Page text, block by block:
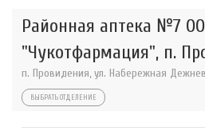
Районная аптека №7
"Чукотфармация", п.
п. Провидения, ул. Набережная
ВЫБРАТЬ ОТДЕЛЕНИЕ